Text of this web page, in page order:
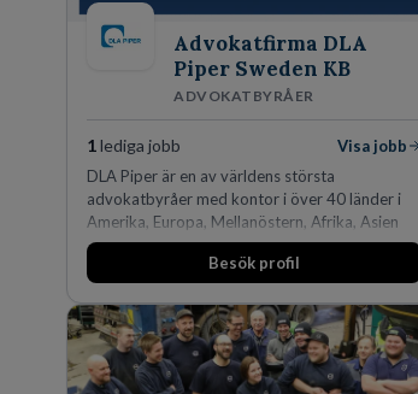
Advokatfirma DLA
Piper Sweden KB
ADVOKATBYRÅER
1lediga jobb
Visa jobb
DLA Piper är en av världens största
advokatbyråer med kontor i över 40 länder i
Amerika, Europa, Mellanöstern, Afrika, Asien
och Oceanien. Vi är specialister inom
affärsjuridikens alla områden och vi har några
fler än 450 jurister på fem kontor i Stockholm,
Köpenhamn, Århus, Oslo och Helsingfors kan vi
på DLA Piper erbjuda våra klienter en unik,
effektiv och gränsöverskridande nordisk
Besök profil